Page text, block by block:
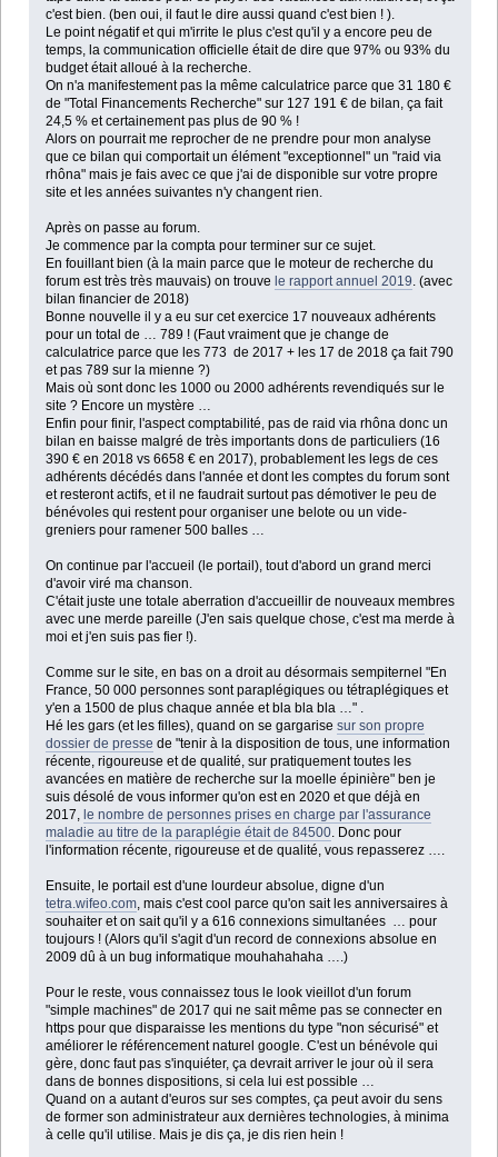
c'est bien. (ben oui, il faut le dire aussi quand c'est bien ! ).
Le point négatif et qui m'irrite le plus c'est qu'il y a encore peu de
temps, la communication officielle était de dire que 97% ou 93% du
budget était alloué à la recherche.
On n'a manifestement pas la même calculatrice parce que 31 180 €
de "Total Financements Recherche" sur 127 191 € de bilan, ça fait
24,5 % et certainement pas plus de 90 % !
Alors on pourrait me reprocher de ne prendre pour mon analyse
que ce bilan qui comportait un élément "exceptionnel" un "raid via
rhôna" mais je fais avec ce que j'ai de disponible sur votre propre
site et les années suivantes n'y changent rien.
Après on passe au forum.
Je commence par la compta pour terminer sur ce sujet.
En fouillant bien (à la main parce que le moteur de recherche du
forum est très très mauvais) on trouve le rapport annuel 2019. (avec
bilan financier de 2018)
Bonne nouvelle il y a eu sur cet exercice 17 nouveaux adhérents
pour un total de … 789 ! (Faut vraiment que je change de
calculatrice parce que les 773 de 2017 + les 17 de 2018 ça fait 790
et pas 789 sur la mienne ?)
Mais où sont donc les 1000 ou 2000 adhérents revendiqués sur le
site ? Encore un mystère …
Enfin pour finir, l'aspect comptabilité, pas de raid via rhôna donc un
bilan en baisse malgré de très importants dons de particuliers (16
390 € en 2018 vs 6658 € en 2017), probablement les legs de ces
adhérents décédés dans l'année et dont les comptes du forum sont
et resteront actifs, et il ne faudrait surtout pas démotiver le peu de
bénévoles qui restent pour organiser une belote ou un vide-
greniers pour ramener 500 balles …
On continue par l'accueil (le portail), tout d'abord un grand merci
d'avoir viré ma chanson.
C'était juste une totale aberration d'accueillir de nouveaux membres
avec une merde pareille (J'en sais quelque chose, c'est ma merde à
moi et j'en suis pas fier !).
Comme sur le site, en bas on a droit au désormais sempiternel "En
France, 50 000 personnes sont paraplégiques ou tétraplégiques et
y'en a 1500 de plus chaque année et bla bla bla …" .
Hé les gars (et les filles), quand on se gargarise sur son propre
dossier de presse de "tenir à la disposition de tous, une information
récente, rigoureuse et de qualité, sur pratiquement toutes les
avancées en matière de recherche sur la moelle épinière" ben je
suis désolé de vous informer qu'on est en 2020 et que déjà en
2017, le nombre de personnes prises en charge par l'assurance
maladie au titre de la paraplégie était de 84500. Donc pour
l'information récente, rigoureuse et de qualité, vous repasserez ….
Ensuite, le portail est d'une lourdeur absolue, digne d'un
tetra.wifeo.com, mais c'est cool parce qu'on sait les anniversaires à
souhaiter et on sait qu'il y a 616 connexions simultanées … pour
toujours ! (Alors qu'il s'agit d'un record de connexions absolue en
2009 dû à un bug informatique mouhahahaha ….)
Pour le reste, vous connaissez tous le look vieillot d'un forum
"simple machines" de 2017 qui ne sait même pas se connecter en
https pour que disparaisse les mentions du type "non sécurisé" et
améliorer le référencement naturel google. C'est un bénévole qui
gère, donc faut pas s'inquiéter, ça devrait arriver le jour où il sera
dans de bonnes dispositions, si cela lui est possible …
Quand on a autant d'euros sur ses comptes, ça peut avoir du sens
de former son administrateur aux dernières technologies, à minima
à celle qu'il utilise. Mais je dis ça, je dis rien hein !